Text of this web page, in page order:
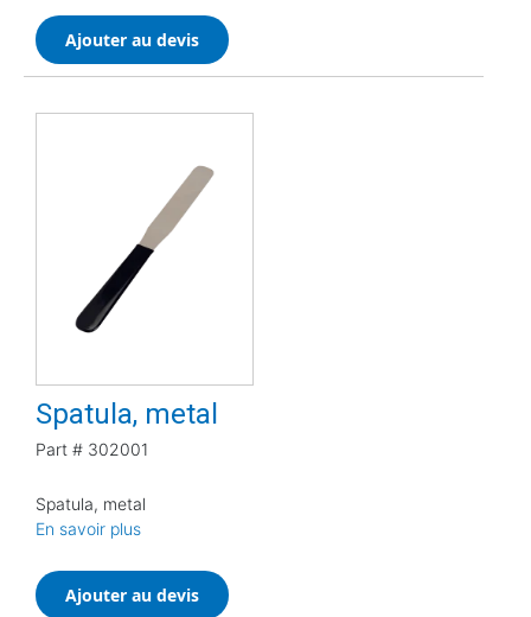
Ajouter au devis
Spatula, metal
Part # 302001
Spatula, metal
En savoir plus
Ajouter au devis